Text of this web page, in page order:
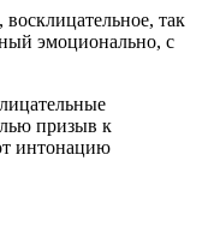
так
эмоционально, с
призыв к
интонацию